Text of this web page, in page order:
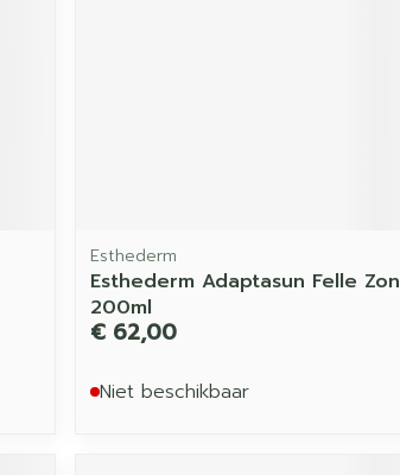
Esthederm
Esthederm Adaptasun Felle Zon
200ml
€ 62,00
Niet beschikbaar